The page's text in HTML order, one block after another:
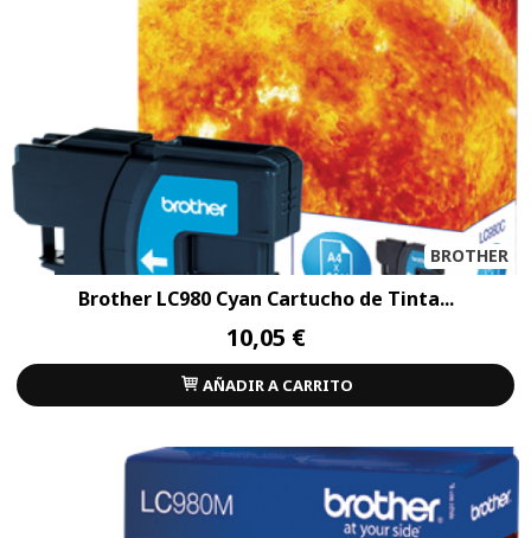
BROTHER
Brother LC980 Cyan Cartucho de Tinta...
10,05 €
AÑADIR A CARRITO